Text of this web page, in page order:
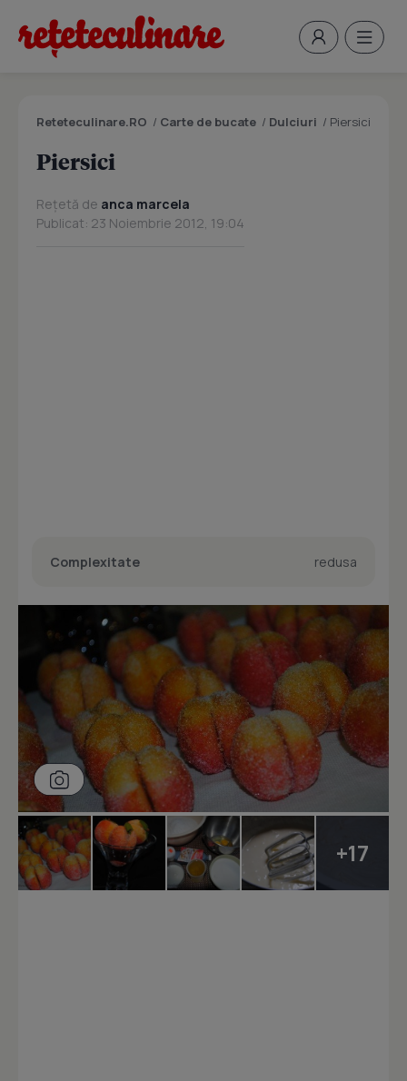
Reteteculinare.RO / Carte de bucate / Dulciuri / Piersici
Piersici
Rețetă de anca marcela
Publicat: 23 Noiembrie 2012, 19:04
Complexitate redusa
+17